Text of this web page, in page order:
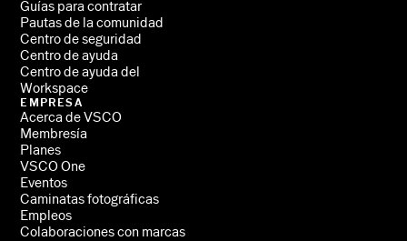
Guías para contratar
Pautas de la comunidad
Centro de seguridad
Centro de ayuda
Centro de ayuda del
Workspace
EMPRESA
Acerca de VSCO
Membresía
Planes
VSCO One
Eventos
Caminatas fotográficas
Empleos
Colaboraciones con marcas